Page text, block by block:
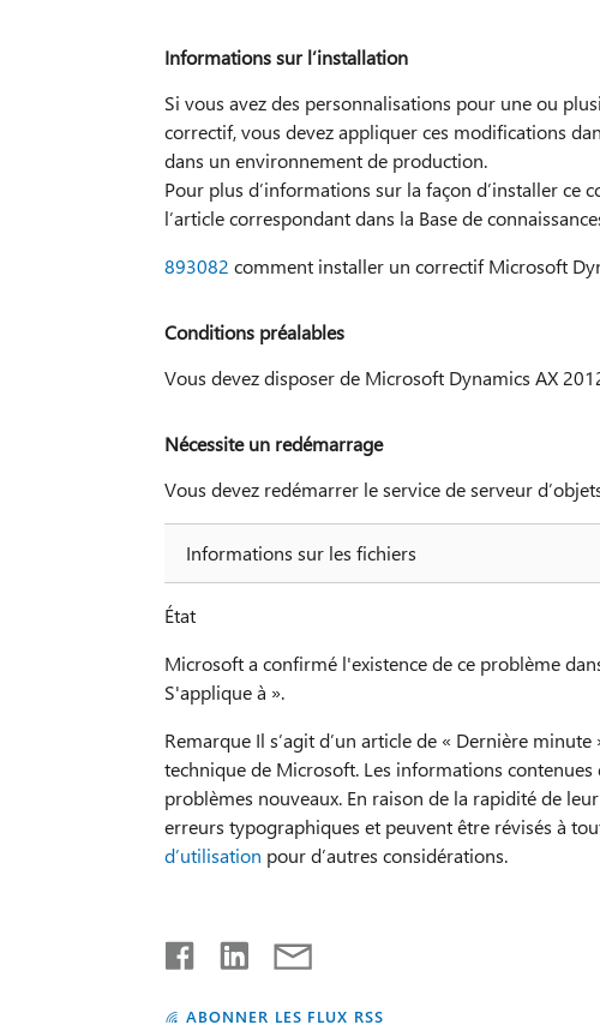
Informations sur l’installation
Si vous avez des personnalisations pour une ou
correctif, vous devez appliquer ces modifications
dans un environnement de production.
Pour plus d’informations sur la façon d’installer
l’article correspondant dans la Base de
893082 comment installer un correctif Microsoft
Conditions préalables
Vous devez disposer de Microsoft Dynamics AX
Nécessite un redémarrage
Vous devez redémarrer le service de serveur
Informations sur les fichiers
État
Microsoft a confirmé l'existence de ce problème
S'applique à ».
Remarque Il s’agit d’un article de « Dernière
technique de Microsoft. Les informations
problèmes nouveaux. En raison de la rapidité de
erreurs typographiques et peuvent être révisés à
d’utilisation pour d’autres considérations.
ABONNER LES FLUX RSS